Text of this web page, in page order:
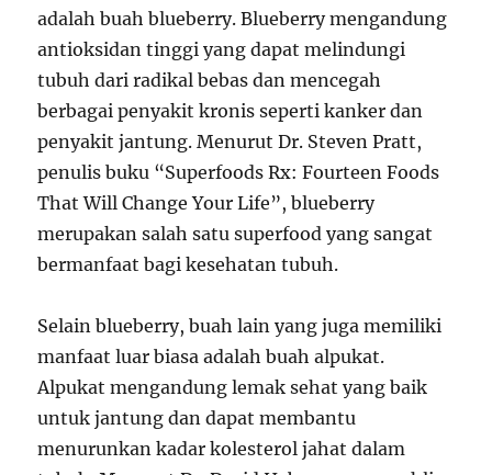
adalah buah blueberry. Blueberry mengandung
antioksidan tinggi yang dapat melindungi
tubuh dari radikal bebas dan mencegah
berbagai penyakit kronis seperti kanker dan
penyakit jantung. Menurut Dr. Steven Pratt,
penulis buku “Superfoods Rx: Fourteen Foods
That Will Change Your Life”, blueberry
merupakan salah satu superfood yang sangat
bermanfaat bagi kesehatan tubuh.
Selain blueberry, buah lain yang juga memiliki
manfaat luar biasa adalah buah alpukat.
Alpukat mengandung lemak sehat yang baik
untuk jantung dan dapat membantu
menurunkan kadar kolesterol jahat dalam